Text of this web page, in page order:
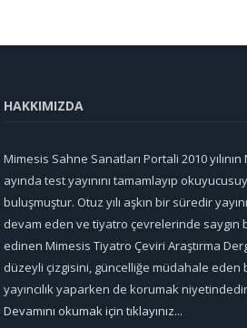
HAKKIMIZDA
Mimesis Sahne Sanatları Portali 2010 yılının
ayında test yayınını tamamlayıp
buluşmuştur. Otuz yılı aşkın bir süredir
devam eden ve tiyatro çevrelerinde saygın
edinen Mimesis Tiyatro Çeviri Araştırma
düzeyli çizgisini, güncelliğe müdahale eden
yayıncılık yaparken de korumak
Devamını okumak için tıklayınız...